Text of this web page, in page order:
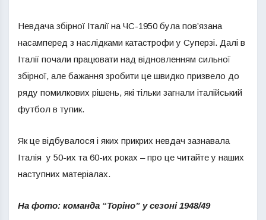
Невдача збірної Італії на ЧС-1950 була пов’язана
насамперед з наслідками катастрофи у Суперзі. Далі в
Італії почали працювати над відновленням сильної
збірної, але бажання зробити це швидко призвело до
ряду помилкових рішень, які тільки загнали італійський
футбол в тупик.
Як це відбувалося і яких прикрих невдач зазнавала
Італія у 50-их та 60-их роках – про це читайте у наших
наступних матеріалах.
На фото: команда “Торіно” у сезоні 1948/49